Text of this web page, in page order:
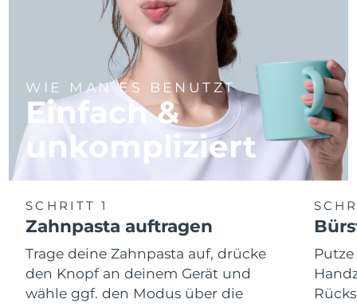
WIE MAN ES BENUTZT
Einfach &
unkompliziert
SCHRITT 1
Zahnpasta auftragen
Trage deine Zahnpasta auf, drücke
den Knopf an deinem Gerät und
wähle ggf. den Modus über die